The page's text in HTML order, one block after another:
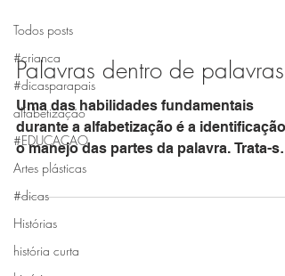
Todos posts
#crianca
#dicasparapais
alfabetização
#EDUCACAO
Artes plásticas
#dicas
Histórias
história curta
Palavras dentro de palavras
Uma das habilidades fundamentais
durante a alfabetização é a identificação
o manejo das partes da palavra. Trata-se
de uma verdadeira...